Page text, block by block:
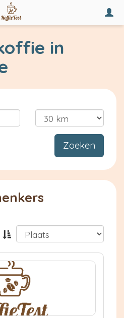
in
Zoeken